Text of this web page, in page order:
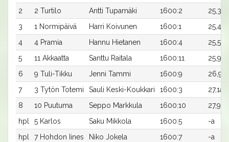
2
2 Turtilo Antti Tupamäki 1600:2
25,3a
3
1 Normipäivä Harri Koivunen 1600:1
25,4a
4
4 Pramia Hannu Hietanen 1600:4
25,5a
5
11 Akkaatta Santtu Raitala 1600:11
25,9a
6
9 Tuli-Tikku Jenni Tammi 1600:9
26,9a
7
3 Tytön Totemi Sauli Keski-Koukkari 1600:3
27,1ax
8
10 Puutuma Seppo Markkula 1600:10
27,9a
hpl
5 Karlos Saku Mikkola 1600:5
-a
hpl
7 Hohdon Iines Niko Jokela 1600:7
-a